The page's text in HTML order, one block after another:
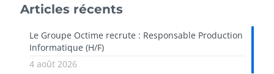
Articles récents
Le Groupe Octime recrute : Responsable Production
Informatique (H/F)
4 août 2026